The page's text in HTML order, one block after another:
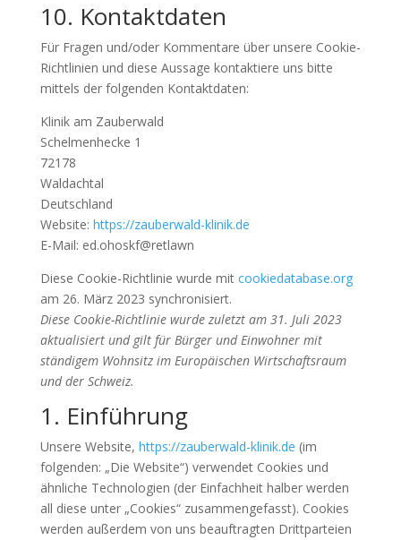
10. Kontaktdaten
Für Fragen und/oder Kommentare über unsere Cookie-
Richtlinien und diese Aussage kontaktiere uns bitte
mittels der folgenden Kontaktdaten:
Klinik am Zauberwald
Schelmenhecke 1
72178
Waldachtal
Deutschland
Website: https://zauberwald-klinik.de
E-Mail: ed.ohoskf@retlawn
Diese Cookie-Richtlinie wurde mit cookiedatabase.org
am 26. März 2023 synchronisiert.
Diese Cookie-Richtlinie wurde zuletzt am 31. Juli 2023
aktualisiert und gilt für Bürger und Einwohner mit
ständigem Wohnsitz im Europäischen Wirtschaftsraum
und der Schweiz.
1. Einführung
Unsere Website, https://zauberwald-klinik.de (im
folgenden: „Die Website“) verwendet Cookies und
ähnliche Technologien (der Einfachheit halber werden
all diese unter „Cookies“ zusammengefasst). Cookies
werden außerdem von uns beauftragten Drittparteien